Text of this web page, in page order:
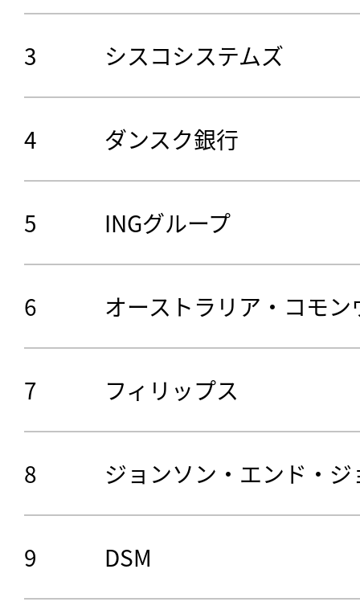
3 シスコシステムズ
4 ダンスク銀行
5 INGグループ
6 オーストラリア・コモ
7 フィリップス
8 ジョンソン・エンド・
9 DSM